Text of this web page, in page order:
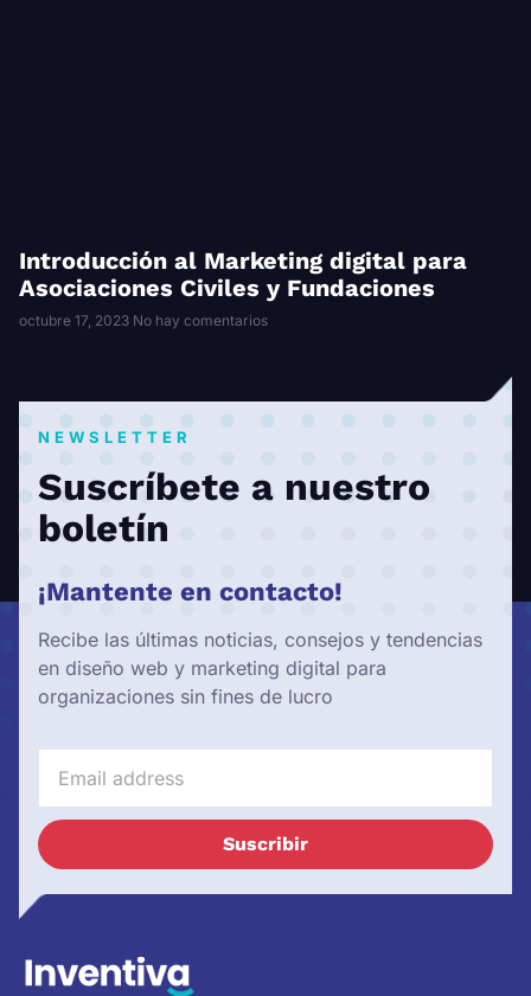
Introducción al Marketing digital para
Asociaciones Civiles y Fundaciones
octubre 17, 2023 No hay comentarios
NEWSLETTER
Suscríbete a nuestro
boletín
¡Mantente en contacto!
Recibe las últimas noticias, consejos y tendencias
en diseño web y marketing digital para
organizaciones sin fines de lucro
Suscribir